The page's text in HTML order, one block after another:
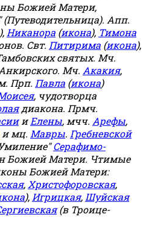
Божией Матери,
Апп.
), Никанора (икона), Тимона
Свт. Питирима (икона),
святых. Мч.
Мч. Акакия,
Прп. Павла (икона)
, чудотворца
диакона. Прмч.
иЕлены, мчч. Арефы,
и мц. Мавры. Гребневской
Серафимо-
Божией Матери. Чтимые
Божией Матери:
, Христофоровская,
), Игрицкая, Шуйская
(в Троице-